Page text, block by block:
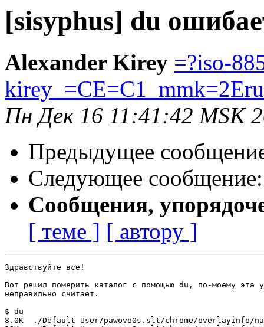
[sisyphus] du
Alexander Kirey =?iso-
Пн Дек 16 11:41:42 MSK
Предыдущее
Следующее
Сообщения,
[ теме ] [ автору ]
Здравствуйте все!
Вот решил померить каталог с помощью du, по-моему эта
неправильно считает.
$ du
8.0K  ./Default User/pawovo0s.slt/chrome/overlayinfo/